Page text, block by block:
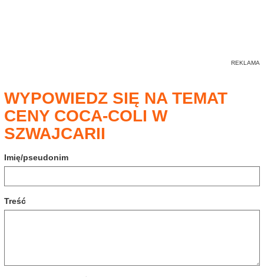
WYPOWIEDZ SIĘ NA TEMAT
CENY COCA-COLI W
SZWAJCARII
Imię/pseudonim
Treść